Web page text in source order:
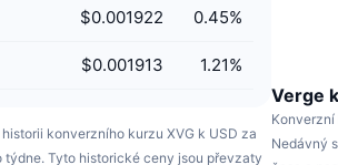
$0.001922 0.45%
$0.001913 1.21%
konverzního kurzu XVG k USD za
týdne. Tyto historické ceny jsou převzaty
Verge
Konverzní
Nedávný